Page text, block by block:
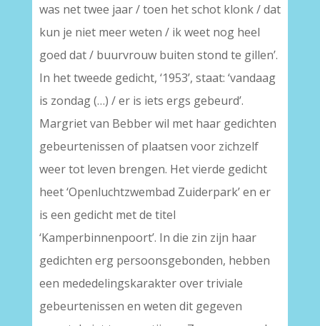
was net twee jaar / toen het schot klonk / dat
kun je niet meer weten / ik weet nog heel
goed dat / buurvrouw buiten stond te gillen’.
In het tweede gedicht, ‘1953’, staat: ‘vandaag
is zondag (…) / er is iets ergs gebeurd’.
Margriet van Bebber wil met haar gedichten
gebeurtenissen of plaatsen voor zichzelf
weer tot leven brengen. Het vierde gedicht
heet ‘Openluchtzwembad Zuiderpark’ en er
is een gedicht met de titel
‘Kamperbinnenpoort’. In die zin zijn haar
gedichten erg persoonsgebonden, hebben
een mededelingskarakter over triviale
gebeurtenissen en weten dit gegeven